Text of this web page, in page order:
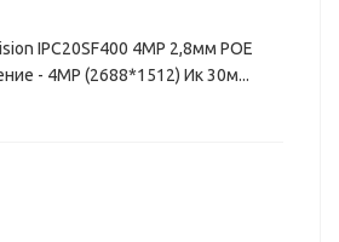
IPС20SF400 4MP 2,8мм POE
- 4MP (2688*1512) Ик 30м...